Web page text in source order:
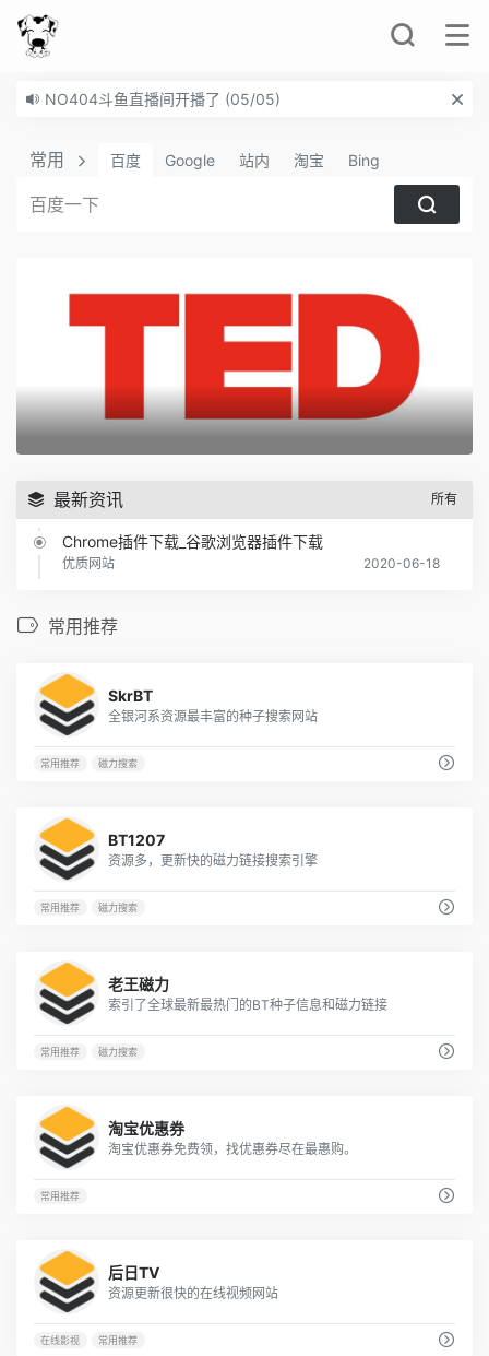
NO404斗鱼直播间开播了 (05/05)
常用 百度 Google 站内 淘宝 Bing
最新资讯 所有
Chrome插件下载_谷歌浏览器插件下载
优质网站 2020-06-18
优质网站
优质网站
各大科技公司论文汇总
优质网站
404导航使用指南
免费在线视频网站汇总
优质网站
RemoveBG 一个免费的在线图片背景消除网站
优质网站 2020-03-02
电影推荐
《黑暗面》每个人都有黑暗面，千万不要去考验
电影推荐
《暴裂无声》细思恐极的国产悬疑佳作
常用推荐
SkrBT
全银河系资源最丰富的种子搜索网站
常用推荐 磁力搜索
BT1207
资源多，更新快的磁力链接搜索引擎
常用推荐 磁力搜索
老王磁力
索引了全球最新最热门的BT种子信息和磁力链接
常用推荐 磁力搜索
淘宝优惠券
淘宝优惠券免费领，找优惠券尽在最惠购。
常用推荐
后日TV
资源更新很快的在线视频网站
在线影视 常用推荐